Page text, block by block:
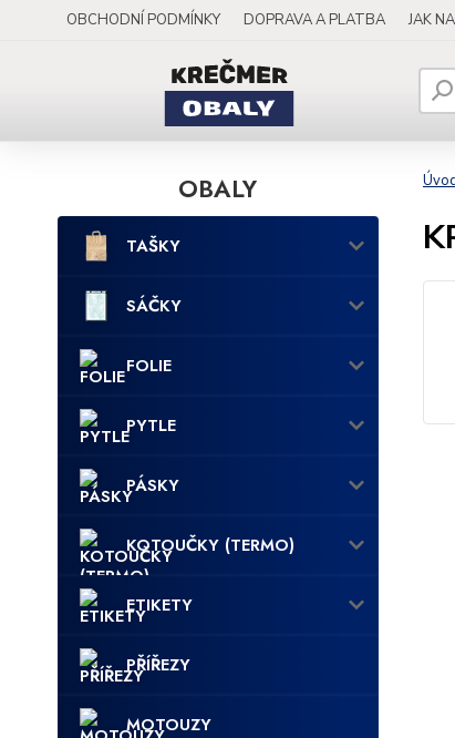
OBCHODNÍ PODMÍNKY DOPRAVA A PLATBA JAK
OBALY
TAŠKY
SÁČKY
FOLIE
PYTLE
PÁSKY
KOTOUČKY (TERMO)
ETIKETY
PŘÍŘEZY
MOTOUZY